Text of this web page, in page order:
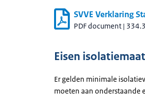
SVVE Verklaring
PDF document |
Eisen
Er gelden minimale
moeten aan onderstaande